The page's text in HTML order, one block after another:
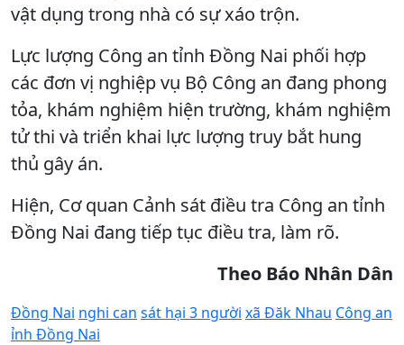
vật dụng trong nhà có sự xáo trộn.
Lực lượng Công an tỉnh Đồng Nai phối hợp
các đơn vị nghiệp vụ Bộ Công an đang phong
tỏa, khám nghiệm hiện trường, khám nghiệm
tử thi và triển khai lực lượng truy bắt hung
thủ gây án.
Hiện, Cơ quan Cảnh sát điều tra Công an tỉnh
Đồng Nai đang tiếp tục điều tra, làm rõ.
Theo Báo Nhân Dân
Đồng Nai nghi can sát hại 3 người xã Đăk Nhau Công an
ỉnh Đồng Nai